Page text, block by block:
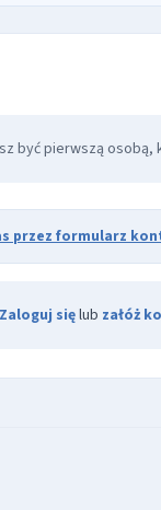
być pierwszą osobą,
przez formularz
Zaloguj sięlub załóż